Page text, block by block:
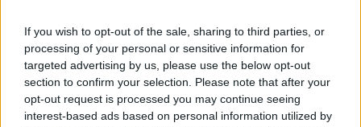
If you wish to opt-out of the sale, sharing to third parties, or
processing of your personal or sensitive information for
targeted advertising by us, please use the below opt-out
section to confirm your selection. Please note that after your
opt-out request is processed you may continue seeing
interest-based ads based on personal information utilized by
αναχωρούν από Πειραιά, Ραφήνα και Λαύριο
Ειδήσεις• πριν 4 ώρες
Τι αλλάζει το χωροταξικό στις τουριστικές επενδύσεις
Τοπικές Ειδήσεις• πριν 4 ώρες